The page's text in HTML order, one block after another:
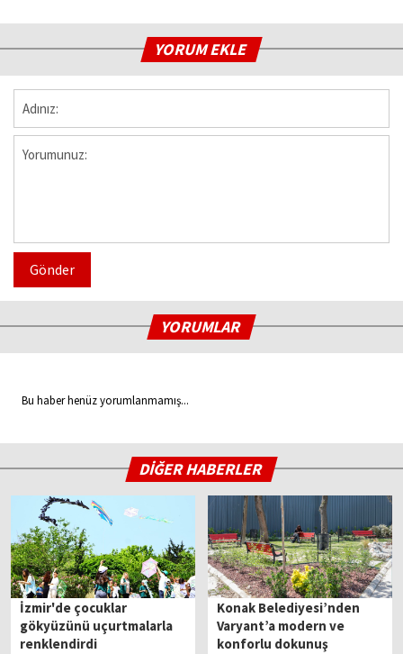
YORUM EKLE
Gönder
YORUMLAR
Bu haber henüz yorumlanmamış...
DİĞER HABERLER
İzmir'de çocuklar
gökyüzünü uçurtmalarla
renklendirdi
Konak Belediyesi’nden
Varyant’a modern ve
konforlu dokunuş